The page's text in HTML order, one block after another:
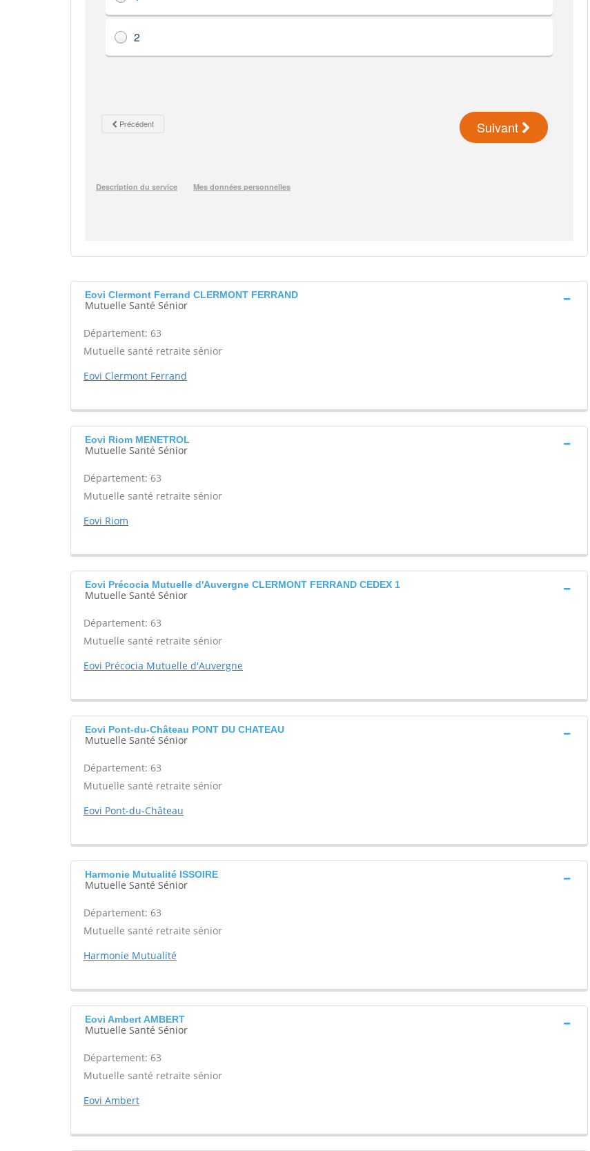
Eovi Clermont Ferrand CLERMONT FERRAND
Mutuelle Santé Sénior
Département: 63
Mutuelle santé retraite sénior
Eovi Clermont Ferrand
Eovi Riom MENETROL
Mutuelle Santé Sénior
Département: 63
Mutuelle santé retraite sénior
Eovi Riom
Eovi Précocia Mutuelle d'Auvergne CLERMONT FERRAND CEDEX 1
Mutuelle Santé Sénior
Département: 63
Mutuelle santé retraite sénior
Eovi Précocia Mutuelle d'Auvergne
Eovi Pont-du-Château PONT DU CHATEAU
Mutuelle Santé Sénior
Département: 63
Mutuelle santé retraite sénior
Eovi Pont-du-Château
Harmonie Mutualité ISSOIRE
Mutuelle Santé Sénior
Département: 63
Mutuelle santé retraite sénior
Harmonie Mutualité
Eovi Ambert AMBERT
Mutuelle Santé Sénior
Département: 63
Mutuelle santé retraite sénior
Eovi Ambert